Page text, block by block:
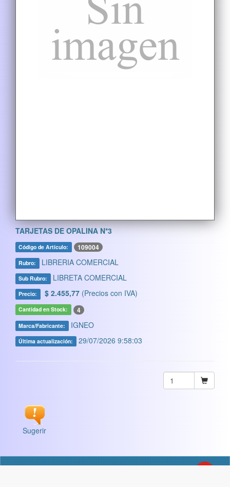
TARJETAS DE OPALINA N*3
Código de Artículo: 109004
Rubro: LIBRERIA COMERCIAL
Sub Rubro: LIBRETA COMERCIAL
Precio: $ 2.455,77 (Precios con IVA)
Cantidad en Stock: 4
Marca/Fabricante: IGNEO
Última actualización: 29/07/2026 9:58:03
Sugerir